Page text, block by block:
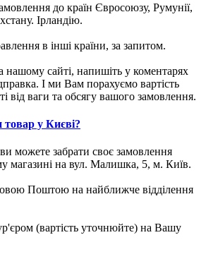
до країн Євросоюзу, Румунії,
Ірландію.
в інші країни, за запитом.
нашому сайті, напишіть у коментарях
І ми Вам порахуємо вартість
від ваги та обсягу вашого замовлення.
у Києві?
можете забрати своє замовлення
магазині на вул. Малишка, 5, м. Київ.
Поштою на найближче відділення
(вартість уточнюйте) на Вашу